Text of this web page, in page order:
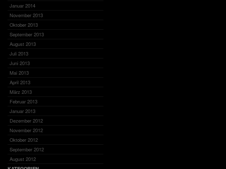
Januar 2014
November 2013
Oktober 2013
September 2013
August 2013
Juli 2013
Juni 2013
Mai 2013
April 2013
März 2013
Februar 2013
Januar 2013
Dezember 2012
November 2012
Oktober 2012
September 2012
August 2012